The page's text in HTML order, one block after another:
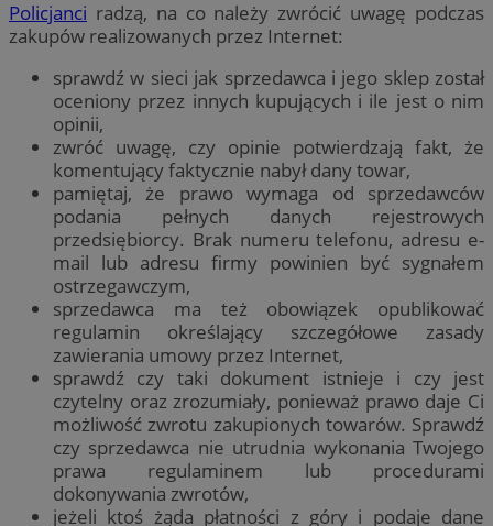
Policjanci radzą, na co należy zwrócić uwagę podczas
zakupów realizowanych przez Internet:
sprawdź w sieci jak sprzedawca i jego sklep został
oceniony przez innych kupujących i ile jest o nim
opinii,
zwróć uwagę, czy opinie potwierdzają fakt, że
komentujący faktycznie nabył dany towar,
pamiętaj, że prawo wymaga od sprzedawców
podania pełnych danych rejestrowych
przedsiębiorcy. Brak numeru telefonu, adresu e-
mail lub adresu firmy powinien być sygnałem
ostrzegawczym,
sprzedawca ma też obowiązek opublikować
regulamin określający szczegółowe zasady
zawierania umowy przez Internet,
sprawdź czy taki dokument istnieje i czy jest
czytelny oraz zrozumiały, ponieważ prawo daje Ci
możliwość zwrotu zakupionych towarów. Sprawdź
czy sprzedawca nie utrudnia wykonania Twojego
prawa regulaminem lub procedurami
dokonywania zwrotów,
jeżeli ktoś żąda płatności z góry i podaje dane